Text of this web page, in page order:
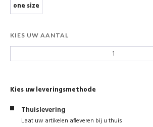
one size
KIES UW AANTAL
Kies uw leveringsmethode
Thuislevering
Laat uw artikelen afleveren bij u thuis